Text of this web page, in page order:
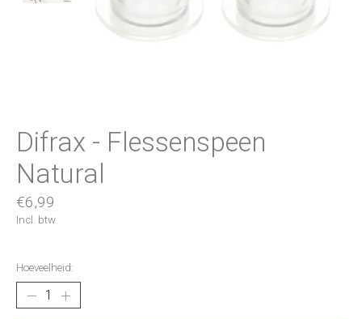
Difrax - Flessenspeen
Natural
€6,99
Incl. btw
Hoeveelheid: